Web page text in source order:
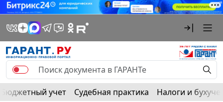
Бюджетный учет Судебная практика Налоги и